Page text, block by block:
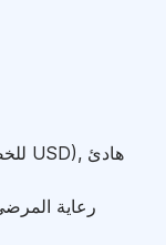
USD), هادئ
رعاية